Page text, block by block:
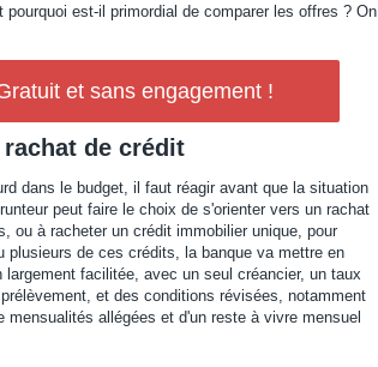
est-il primordial de comparer les offres ? On
et sans engagement !
de crédit
dans le budget, il faut réagir avant que la situation
peut faire le choix de s'orienter vers un rachat
ou à racheter un crédit immobilier unique, pour
de ces crédits, la banque va mettre en
facilitée, avec un seul créancier, un taux
et des conditions révisées, notamment
allégées et d'un reste à vivre mensuel